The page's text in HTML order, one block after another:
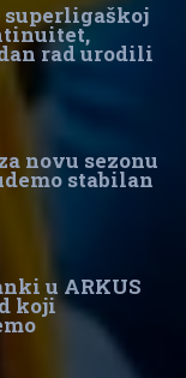
superligaškoj
rad urodili
novu sezonu
stabilan
u ARKUS
koji